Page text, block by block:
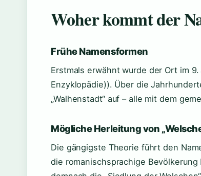
Woher kommt der
Frühe Namensformen
Erstmals erwähnt wurde der Ort im
Enzyklopädie)). Über die
„Walhenstadt“ auf – alle mit dem
Mögliche Herleitung von
Die gängigste Theorie führt den
die romanischsprachige Bevölkerung